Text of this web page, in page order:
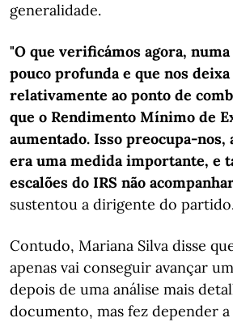
generalidade.
"O que verificámos agora,
pouco profunda e que nos
relativamente ao ponto de
que o Rendimento Mínimo de
aumentado. Isso preocupa-nos,
era uma medida importante, e
escalões do IRS não
sustentou a dirigente do
Contudo, Mariana Silva disse
apenas vai conseguir avançar
depois de uma análise mais
documento, mas fez depender